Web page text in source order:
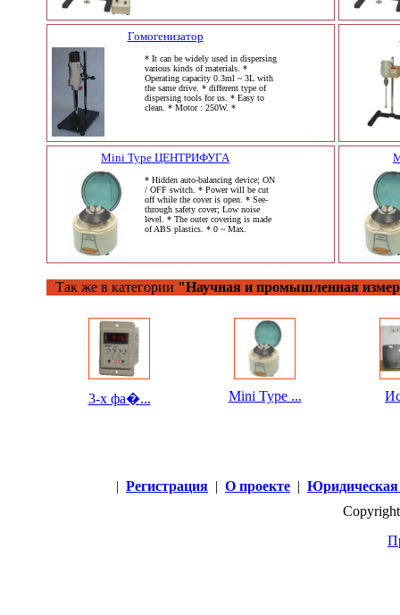
Гомогенизатор
* It can be widely used in dispersing
various kinds of materials. *
Operating capacity 0.3ml ~ 3L with
the same drive. * different type of
dispersing tools for us. * Easy to
clean. * Motor : 250W. *
Mini Type ЦЕНТРИФУГА
* Hidden auto-balancing device; ON
/ OFF switch. * Power will be cut
off while the cover is open. * See-
through safety cover; Low noise
level. * The outer covering is made
of ABS plastics. * 0 ~ Max.
Так же в категории "Научная и промышленная
3-х фа�... Mini Type ...
| Регистрация | О проекте |